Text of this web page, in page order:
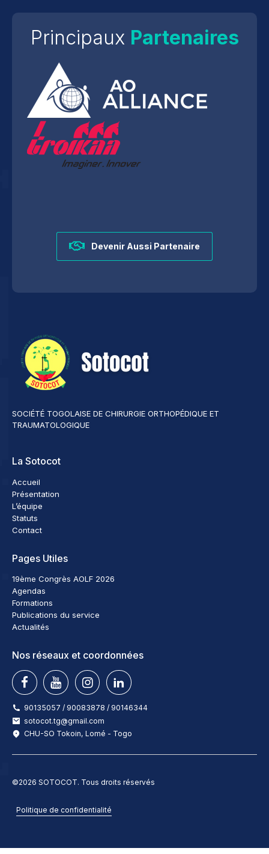
Principaux Partenaires
Devenir Aussi Partenaire
SOCIÉTÉ TOGOLAISE DE CHIRURGIE ORTHOPÉDIQUE ET
TRAUMATOLOGIQUE
La Sotocot
Accueil
Présentation
L’équipe
Statuts
Contact
Pages Utiles
19ème Congrès AOLF 2026
Agendas
Formations
Publications du service
Actualités
Nos réseaux et coordonnées
90135057 / 90083878 / 90146344
sotocot.tg@gmail.com
CHU-SO Tokoin, Lomé - Togo
©2026 SOTOCOT. Tous droits réservés
Politique de confidentialité